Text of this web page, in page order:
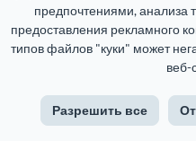
предпочтениями, анализа
предоставления рекламного
типов файлов "куки" может
веб-
Разрешить все